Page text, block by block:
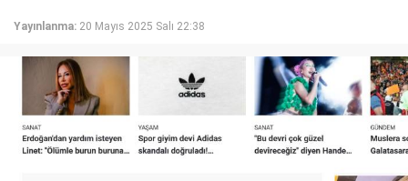
Yayınlanma: 20 Mayıs 2025 Salı 22:38